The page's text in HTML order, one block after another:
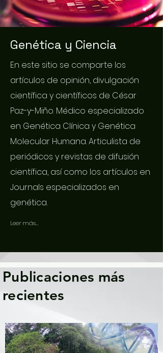
Genética y Ciencia
En este sitio se comparte los
artículos de opinión, divulgación
científica y científicos de César
Paz-y-Miño. Médico especializado
en Genética Clínica y Genética
Molecular Humana. Articulista de
periódicos y revistas de difusión
científica, así como los artículos en
Journals especializados en
genética.
Leer más...
Publicaciones más
recientes